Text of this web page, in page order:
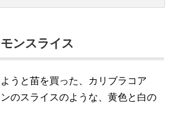
ンスライス
うと苗を買った、カリブラコア
のスライスのような、黄色と白の